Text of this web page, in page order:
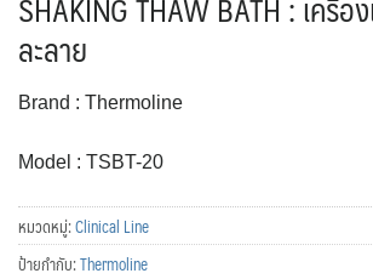
ละลาย
Brand : Thermoline
Model : TSBT-20
หมวดหมู่:Clinical Line
ป้ายกำกับ:Thermoline